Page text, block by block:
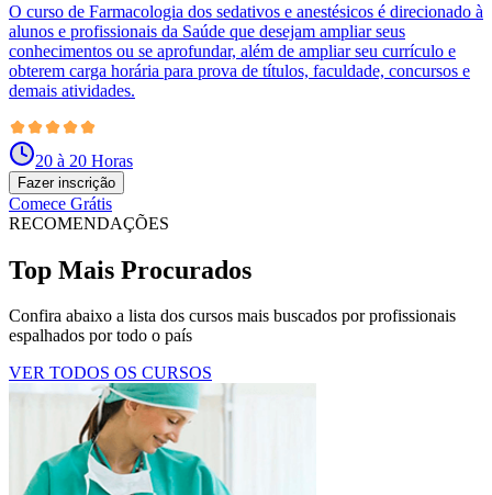
O curso de Farmacologia dos sedativos e anestésicos é direcionado à
alunos e profissionais da Saúde que desejam ampliar seus
conhecimentos ou se aprofundar, além de ampliar seu currículo e
obterem carga horária para prova de títulos, faculdade, concursos e
demais atividades.
20 à 20 Horas
Fazer inscrição
Comece Grátis
RECOMENDAÇÕES
Top Mais Procurados
Confira abaixo a lista dos cursos mais buscados por profissionais
espalhados por todo o país
VER TODOS OS CURSOS